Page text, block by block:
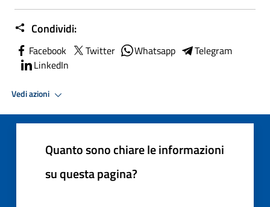
Condividi:
Facebook Twitter Whatsapp
Telegram
LinkedIn
Vedi azioni
Quanto sono chiare le informazioni
su questa pagina?